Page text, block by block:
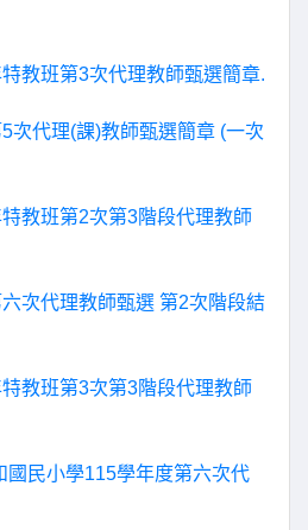
教班第3次代理教師甄選簡章.
次代理(課)教師甄選簡章 (一次
教班第2次第3階段代理教師
次代理教師甄選 第2次階段結
教班第3次第3階段代理教師
國民小學115學年度第六次代